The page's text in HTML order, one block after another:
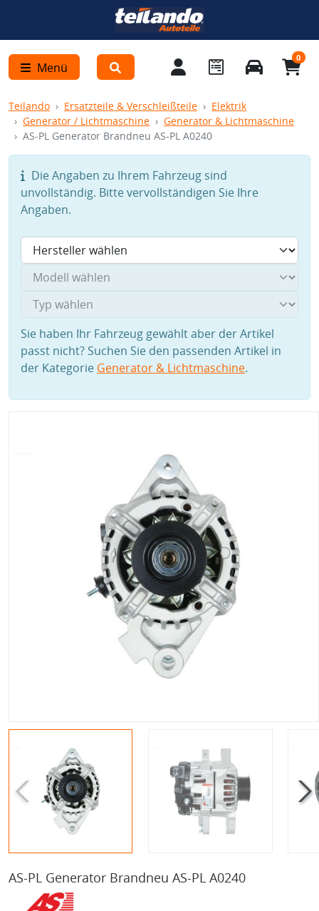
Menü
0
Teilando Ersatzteile & Verschleißteile
Elektrik
Generator / Lichtmaschine
Generator & Lichtmaschine
AS-PL Generator Brandneu AS-PL A0240
Die Angaben zu Ihrem Fahrzeug sind
unvollständig. Bitte vervollständigen Sie Ihre
Angaben.
Sie haben Ihr Fahrzeug gewählt aber der Artikel
passt nicht? Suchen Sie den passenden Artikel in
der Kategorie Generator & Lichtmaschine.
AS-PL Generator Brandneu AS-PL A0240